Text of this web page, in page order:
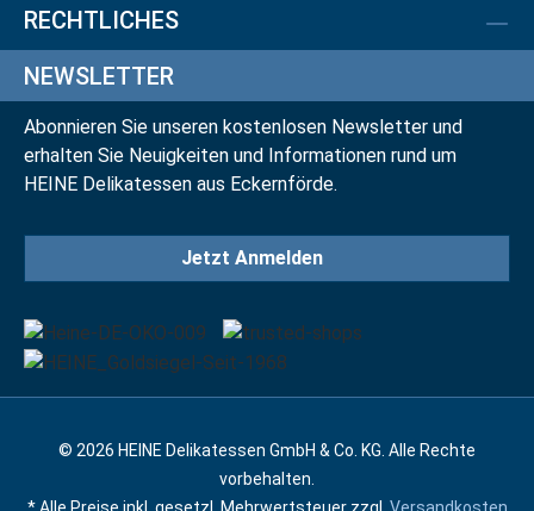
RECHTLICHES
NEWSLETTER
Abonnieren Sie unseren kostenlosen Newsletter und
erhalten Sie Neuigkeiten und Informationen rund um
HEINE Delikatessen aus Eckernförde.
Jetzt Anmelden
© 2026 HEINE Delikatessen GmbH & Co. KG. Alle Rechte
vorbehalten.